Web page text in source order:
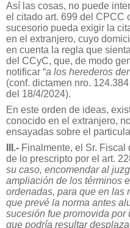
Así las cosas, no puede
el citado art. 699 del CPCC
sucesorio pueda exigir la
en el extranjero, cuyo
en cuenta la regla que
del CCyC, que, de modo
notificar “a los herederos
(conf. dictamen nro.
del 18/4/2024).
En este orden de ideas,
conocido en el extranjero,
ensayadas sobre el
III.- Finalmente, el Sr.
de lo prescripto por el art.
su caso, encomendar al
ampliación de los términos
ordenadas, para que en las
que prevé la norma antes
sucesión fue promovida por
que podría resultar